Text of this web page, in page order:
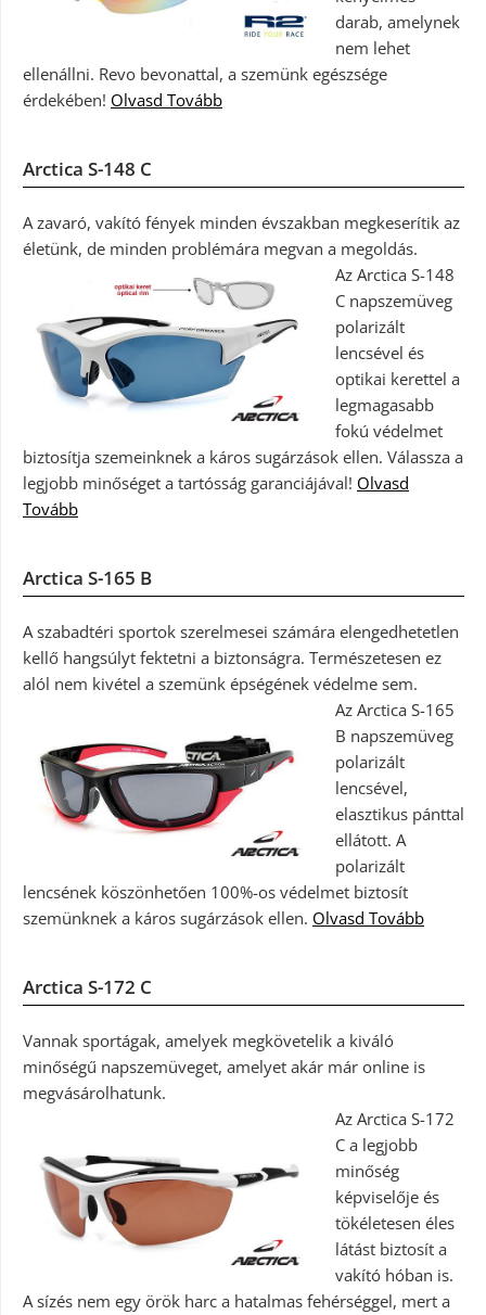
darab, amelynek
nem lehet
ellenállni. Revo bevonattal, a szemünk egészsége
érdekében! Olvasd Tovább
Arctica S-148 C
A zavaró, vakító fények minden évszakban megkeserítik az
életünk, de minden problémára megvan a megoldás.
Az Arctica S-148
C napszemüveg
polarizált
lencsével és
optikai kerettel a
legmagasabb
fokú védelmet
biztosítja szemeinknek a káros sugárzások ellen. Válassza a
legjobb minőséget a tartósság garanciájával! Olvasd
Tovább
Arctica S-165 B
A szabadtéri sportok szerelmesei számára elengedhetetlen
kellő hangsúlyt fektetni a biztonságra. Természetesen ez
alól nem kivétel a szemünk épségének védelme sem.
Az Arctica S-165
B napszemüveg
polarizált
lencsével,
elasztikus pánttal
ellátott. A
polarizált
lencsének köszönhetően 100%-os védelmet biztosít
szemünknek a káros sugárzások ellen. Olvasd Tovább
Arctica S-172 C
Vannak sportágak, amelyek megkövetelik a kiváló
minőségű napszemüveget, amelyet akár már online is
megvásárolhatunk.
Az Arctica S-172
C a legjobb
minőség
képviselője és
tökéletesen éles
látást biztosít a
vakító hóban is.
A sízés nem egy örök harc a hatalmas fehérséggel, mert a